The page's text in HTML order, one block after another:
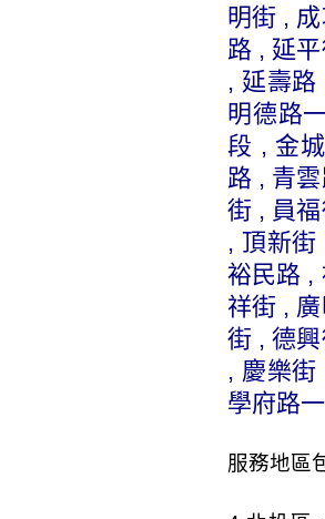
明街 ,
路 , 延
, 延壽
明德路
段 , 金
路 , 青
街 , 員
, 頂新
裕民路 ,
祥街 ,
街 , 德
, 慶樂
學府路
服務地區